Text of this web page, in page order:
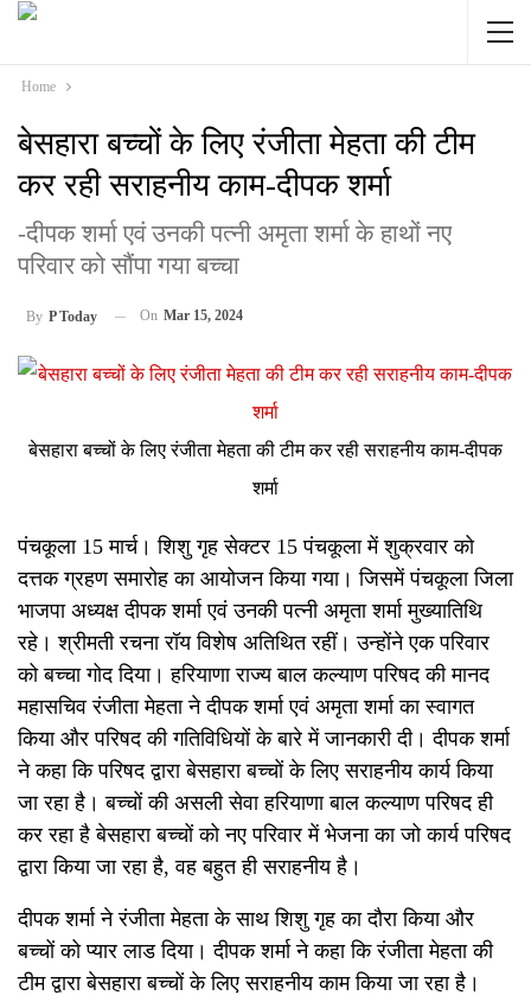
Home
बेसहारा बच्चों के लिए रंजीता मेहता की टीम
कर रही सराहनीय काम-दीपक शर्मा
-दीपक शर्मा एवं उनकी पत्नी अमृता शर्मा के हाथों नए
परिवार को सौंपा गया बच्चा
By P Today On Mar 15, 2024
बेसहारा बच्चों के लिए रंजीता मेहता की टीम कर रही सराहनीय काम-दीपक
शर्मा
पंचकूला 15 मार्च। शिशु गृह सेक्टर 15 पंचकूला में शुक्रवार को
दत्तक ग्रहण समारोह का आयोजन किया गया। जिसमें पंचकूला जिला
भाजपा अध्यक्ष दीपक शर्मा एवं उनकी पत्नी अमृता शर्मा मुख्यातिथि
रहे। श्रीमती रचना रॉय विशेष अतिथित रहीं। उन्होंने एक परिवार
को बच्चा गोद दिया। हरियाणा राज्य बाल कल्याण परिषद की मानद
महासचिव रंजीता मेहता ने दीपक शर्मा एवं अमृता शर्मा का स्वागत
किया और परिषद की गतिविधियों के बारे में जानकारी दी। दीपक शर्मा
ने कहा कि परिषद द्वारा बेसहारा बच्चों के लिए सराहनीय कार्य किया
जा रहा है। बच्चों की असली सेवा हरियाणा बाल कल्याण परिषद ही
कर रहा है बेसहारा बच्चों को नए परिवार में भेजना का जो कार्य परिषद
द्वारा किया जा रहा है, वह बहुत ही सराहनीय है।
दीपक शर्मा ने रंजीता मेहता के साथ शिशु गृह का दौरा किया और
बच्चों को प्यार लाड दिया। दीपक शर्मा ने कहा कि रंजीता मेहता की
टीम द्वारा बेसहारा बच्चों के लिए सराहनीय काम किया जा रहा है।